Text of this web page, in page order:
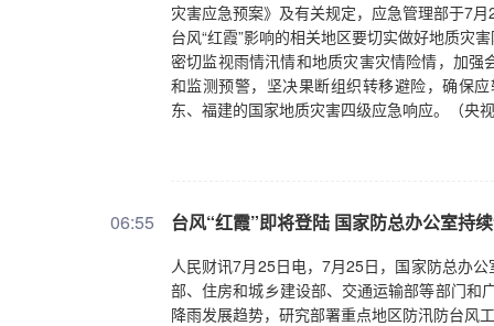
灾害应急预案》及有关规定，应急管理部于7
台风“红霞”影响的相关地区要切实做好地质灾
密切监视雨情汛情和地质灾害灾情险情，加
和监测预警，坚决果断组织转移避险，确保
东、福建的国家地质灾害四级应急响应。（央
06:55 台风“红霞”即将登陆 国家防总办公室持
人民财讯7月25日电，7月25日，国家防总办
部、住房和城乡建设部、交通运输部等部门和
降雨发展趋势，研究部署重点地区防汛防台风